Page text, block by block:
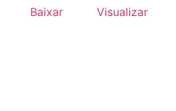
Baixar Visualizar